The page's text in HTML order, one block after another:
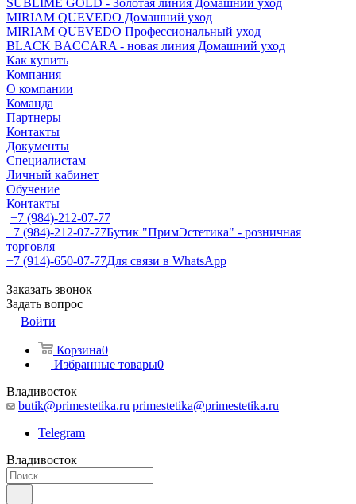
SUBLIME GOLD - Золотая линия Домашний уход
MIRIAM QUEVEDO Домашний уход
MIRIAM QUEVEDO Профессиональный уход
BLACK BACCARA - новая линия Домашний уход
Как купить
Компания
О компании
Команда
Партнеры
Контакты
Документы
Специалистам
Личный кабинет
Обучение
Контакты
+7 (984)-212-07-77
+7 (984)-212-07-77Бутик "ПримЭстетика" - розничная
торговля
+7 (914)-650-07-77Для связи в WhatsApp
Заказать звонок
Задать вопрос
Войти
Корзина0
Избранные товары0
Владивосток
butik@primestetika.ru primestetika@primestetika.ru
Telegram
Владивосток